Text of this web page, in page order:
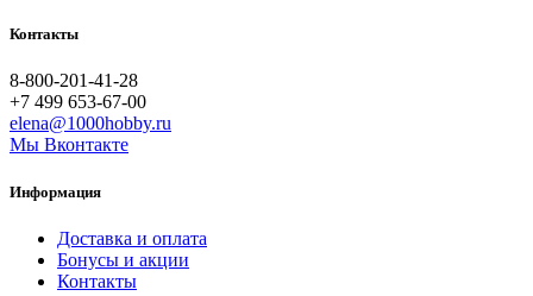
Контакты
8-800-201-41-28
+7 499 653-67-00
elena@1000hobby.ru
Мы Вконтакте
Информация
Доставка и оплата
Бонусы и акции
Контакты